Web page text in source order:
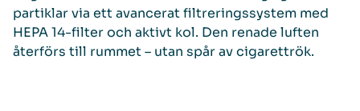
partiklar via ett avancerat filtreringssystem med
HEPA 14-filter och aktivt kol. Den renade luften
återförs till rummet – utan spår av cigarettrök.